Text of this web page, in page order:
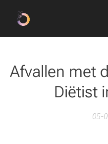
Afvallen met
Diëtist
05-